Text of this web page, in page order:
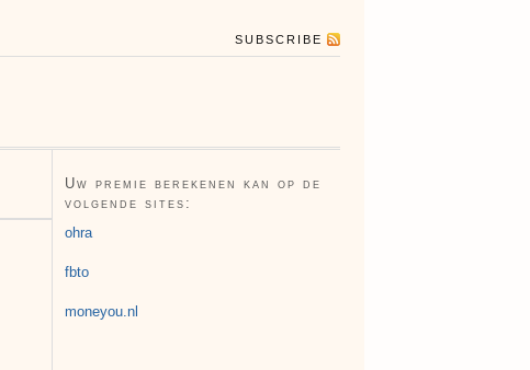
SUBSCRIBE
Uw premie berekenen kan op de
volgende sites:
ohra
fbto
moneyou.nl